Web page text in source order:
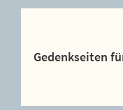
Gedenkseiten